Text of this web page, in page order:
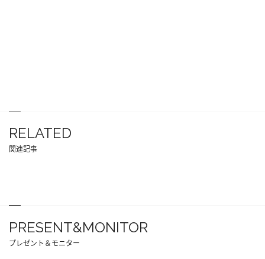
RELATED
関連記事
PRESENT&MONITOR
プレゼント＆モニター